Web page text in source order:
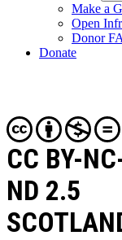
Make a
Open
Donor
Donate
CC BY-
ND 2.5